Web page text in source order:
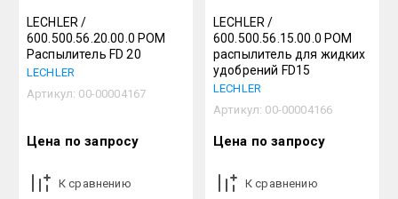
LECHLER /
600.500.56.20.00.0 РОМ
Распылитель FD 20
LECHLER
Артикул: 00-00004167
Цена по запросу
К сравнению
LECHLER /
600.500.56.15.00.0 РОМ
распылитель для жидких
удобрений FD15
LECHLER
Артикул: 00-00004166
Цена по запросу
К сравнению